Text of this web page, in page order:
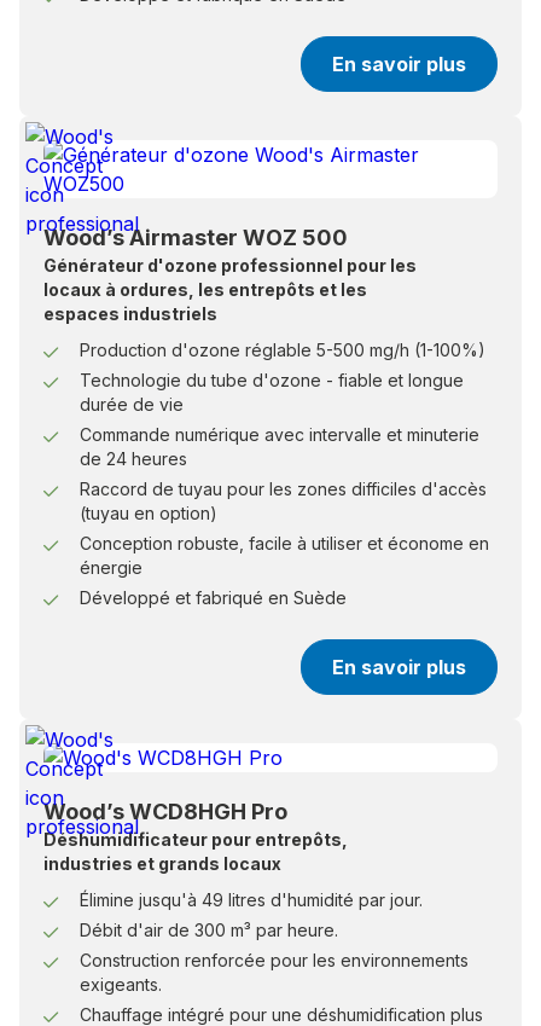
En savoir plus
Wood’s Airmaster WOZ 500
Générateur d'ozone professionnel pour les
locaux à ordures, les entrepôts et les
espaces industriels
Production d'ozone réglable 5-500 mg/h (1-100%)
Technologie du tube d'ozone - fiable et longue
durée de vie
Commande numérique avec intervalle et minuterie
de 24 heures
Raccord de tuyau pour les zones difficiles d'accès
(tuyau en option)
Conception robuste, facile à utiliser et économe en
énergie
Développé et fabriqué en Suède
En savoir plus
Wood’s WCD8HGH Pro
Déshumidificateur pour entrepôts,
industries et grands locaux
Élimine jusqu'à 49 litres d'humidité par jour.
Débit d'air de 300 m³ par heure.
Construction renforcée pour les environnements
exigeants.
Chauffage intégré pour une déshumidification plus